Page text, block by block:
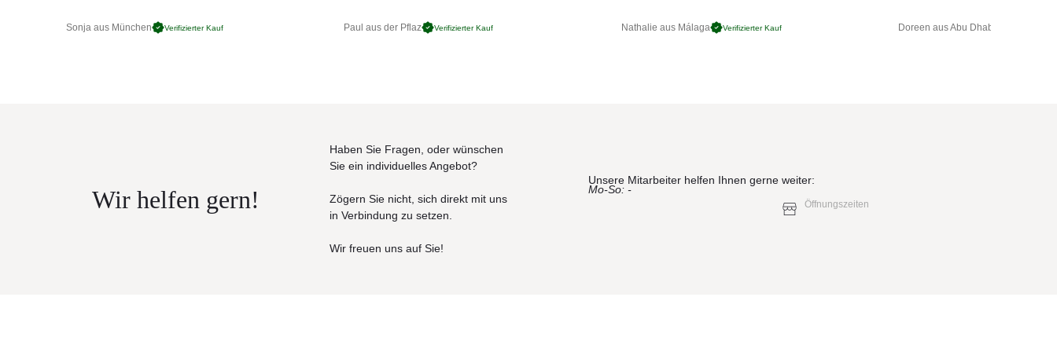
Sonja aus München Verifizierter Kauf Paul aus der Pflaz Verifizierter Kauf Nathalie aus Málaga Verifizierter Kauf Doreen aus Abu Dhabi
Wir helfen gern!
Haben Sie Fragen, oder wünschen
Sie ein individuelles Angebot?
Zögern Sie nicht, sich direkt mit uns
in Verbindung zu setzen.
Wir freuen uns auf Sie!
Unsere Mitarbeiter helfen Ihnen gerne weiter:
Mo-So: -
Öffnungszeiten